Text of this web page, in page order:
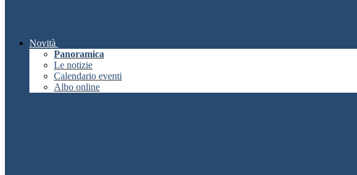
Novità
Panoramica
Le notizie
Calendario eventi
Albo online